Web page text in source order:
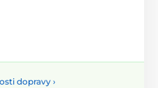
dopravy ›